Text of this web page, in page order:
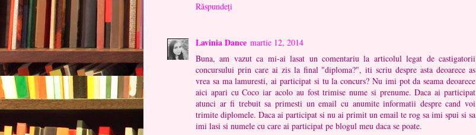
Răspundeți
Lavinia Dance martie 12, 2014
Buna, am vazut ca mi-ai lasat un comentariu la articolul legat de castigatorii
concursului prin care ai zis la final "diploma?", iti scriu despre asta deoarece as
vrea sa ma lamuresti, ai participat si tu la concurs? Nu imi pot da seama deoarece
aici apari cu Coco iar acolo au fost trimise nume si prenume. Daca ai participat
atunci ar fi trebuit sa primesti un email cu anumite informatii despre cand voi
trimite diplomele. Daca ai participat si nu ai primit un email te rog sa imi spui si sa
imi lasi si numele cu care ai participat pe blogul meu daca se poate.